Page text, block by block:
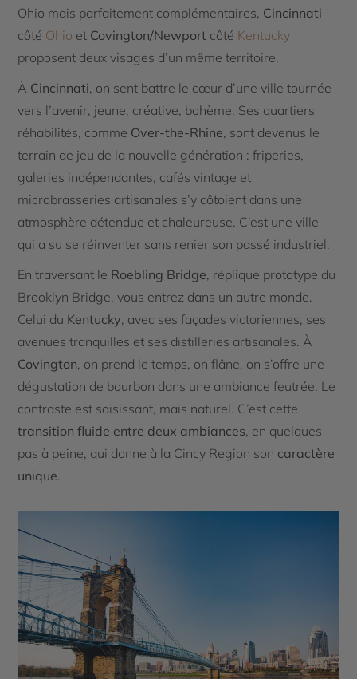
Ohio mais parfaitement complémentaires, Cincinnati
côté Ohio et Covington/Newport côté Kentucky
proposent deux visages d’un même territoire.
À Cincinnati, on sent battre le cœur d’une ville tournée
vers l’avenir, jeune, créative, bohème. Ses quartiers
réhabilités, comme Over-the-Rhine, sont devenus le
terrain de jeu de la nouvelle génération : friperies,
galeries indépendantes, cafés vintage et
microbrasseries artisanales s’y côtoient dans une
atmosphère détendue et chaleureuse. C’est une ville
qui a su se réinventer sans renier son passé industriel.
En traversant le Roebling Bridge, réplique prototype du
Brooklyn Bridge, vous entrez dans un autre monde.
Celui du Kentucky, avec ses façades victoriennes, ses
avenues tranquilles et ses distilleries artisanales. À
Covington, on prend le temps, on flâne, on s’offre une
dégustation de bourbon dans une ambiance feutrée. Le
contraste est saisissant, mais naturel. C’est cette
transition fluide entre deux ambiances, en quelques
pas à peine, qui donne à la Cincy Region son caractère
unique.